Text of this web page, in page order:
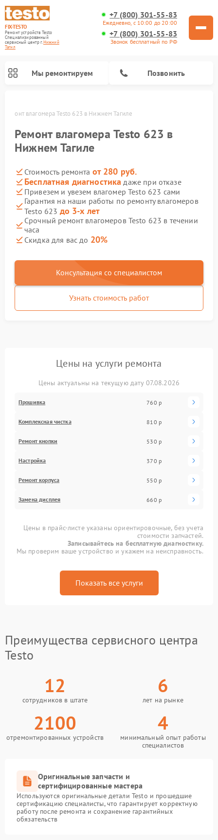
FIX-TESTO
Ремонт устройств Testo
Специализированный
cервисный центр г.Нижний
Тагил
+7 (800) 301-55-83
Ежедневно, с 10:00 до 20:00
+7 (800) 301-55-83
Звонок бесплатный по РФ
Мы ремонтируем Позвонить
Ремонт влагомера Testo 623 в Нижнем Тагиле
Ремонт влагомера Testo 623 в
Нижнем Тагиле
Стоимость ремонта от 280 руб.
Бесплатная диагностика даже при отказе
Привезем и увезем влагомер Testo 623 сами
Гарантия на наши работы по ремонту влагомеров
Testo 623 до 3-х лет
Срочный ремонт влагомеров Testo 623 в течении
часа
Скидка для вас до 20%
Консультация со специалистом
Узнать стоимость работ
Цены на услуги ремонта
Цены актуальны на текущую дату 07.08.2026
Прошивка 760 р
Комплексная чистка 810 р
Ремонт кнопки 530 р
Настройка 370 р
Ремонт корпуса 550 р
Замена дисплея 660 р
Цены в прайс-листе указаны ориентировочные, без учета
стоимости запчастей.
Записывайтесь на бесплатную диагностику.
Мы проверим ваше устройство и укажем на неисправность.
Показать все услуги
Преимущества сервисного центра
Testo
12
сотрудников в штате
6
лет на рынке
2100
отремонтированных устройств
4
минимальный опыт работы
специалистов
Оригинальные запчасти и
сертифицированные мастера
Используются оригинальные детали Testo и прошедшие
сертификацию специалисты, что гарантирует корректную
работу после ремонта и сохранение гарантийных
обязательств